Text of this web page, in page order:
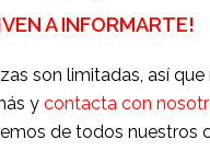
A INFORMARTE!
son limitadas, así que
y contacta con
de todos nuestros